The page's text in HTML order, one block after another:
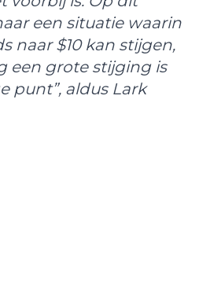
een situatie waarin
naar $10 kan stijgen,
een grote stijging is
punt”, aldus Lark